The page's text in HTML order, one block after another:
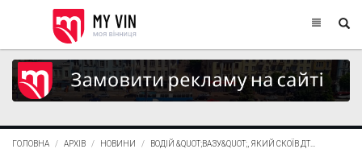
ГОЛОВНА АРХІВ НОВИНИ ВОДІЙ &QUOT;ВАЗУ&QUOT;, ЯКИЙ СКОЇВ ДТ...